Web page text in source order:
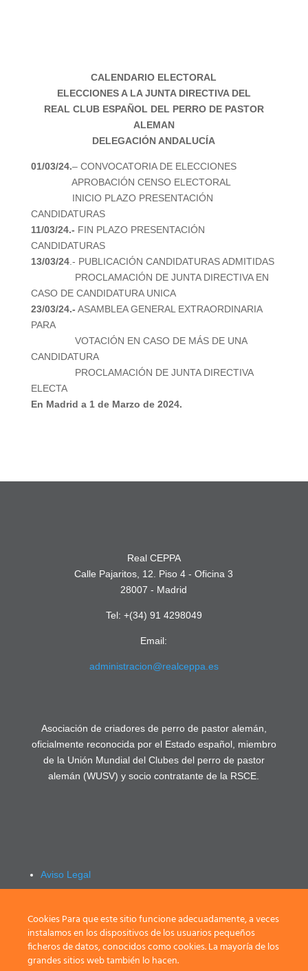
CALENDARIO ELECTORAL
ELECCIONES A LA JUNTA DIRECTIVA DEL
REAL CLUB ESPAÑOL DEL PERRO DE PASTOR
ALEMAN
DELEGACIÓN ANDALUCÍA
01/03/24.– CONVOCATORIA DE ELECCIONES
APROBACIÓN CENSO ELECTORAL
INICIO PLAZO PRESENTACIÓN
CANDIDATURAS
11/03/24.- FIN PLAZO PRESENTACIÓN
CANDIDATURAS
13/03/24.- PUBLICACIÓN CANDIDATURAS ADMITIDAS
PROCLAMACIÓN DE JUNTA DIRECTIVA EN
CASO DE CANDIDATURA UNICA
23/03/24.- ASAMBLEA GENERAL EXTRAORDINARIA
PARA
VOTACIÓN EN CASO DE MÁS DE UNA
CANDIDATURA
PROCLAMACIÓN DE JUNTA DIRECTIVA
ELECTA
En Madrid a 1 de Marzo de 2024.
Real CEPPA
Calle Pajaritos, 12. Piso 4 - Oficina 3
28007 - Madrid
Tel: +(34) 91 4298049
Email:
administracion@realceppa.es
Asociación de criadores de perro de pastor alemán,
oficialmente reconocida por el Estado español, miembro
de la Unión Mundial del Clubes del perro de pastor
alemán (WUSV) y socio contratante de la RSCE.
Aviso Legal
Política de privacidad
Cookies Para que este sitio funcione adecuadamente, a veces
instalamos en los dispositivos de los usuarios pequeños
ficheros de datos, conocidos como cookies. La mayoría de los
grandes sitios web también lo hacen.